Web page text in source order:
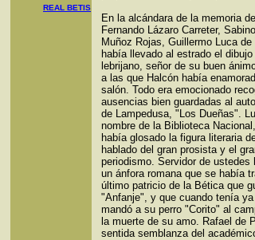
REAL BETIS
En la alcándara de la memoria
Fernando Lázaro Carreter,
Muñoz Rojas, Guillermo Luca
había llevado al estrado el
lebrijano, señor de su buen
a las que Halcón había
salón. Todo era emocionado
ausencias bien guardadas al
de Lampedusa, "Los Dueñas".
nombre de la Biblioteca
había glosado la figura literaria
hablado del gran prosista y el
periodismo. Servidor de
un ánfora romana que se había
último patricio de la Bética que
"Anfanje", y que cuando tenía
mandó a su perro "Corito" al
la muerte de su amo. Rafael de
sentida semblanza del